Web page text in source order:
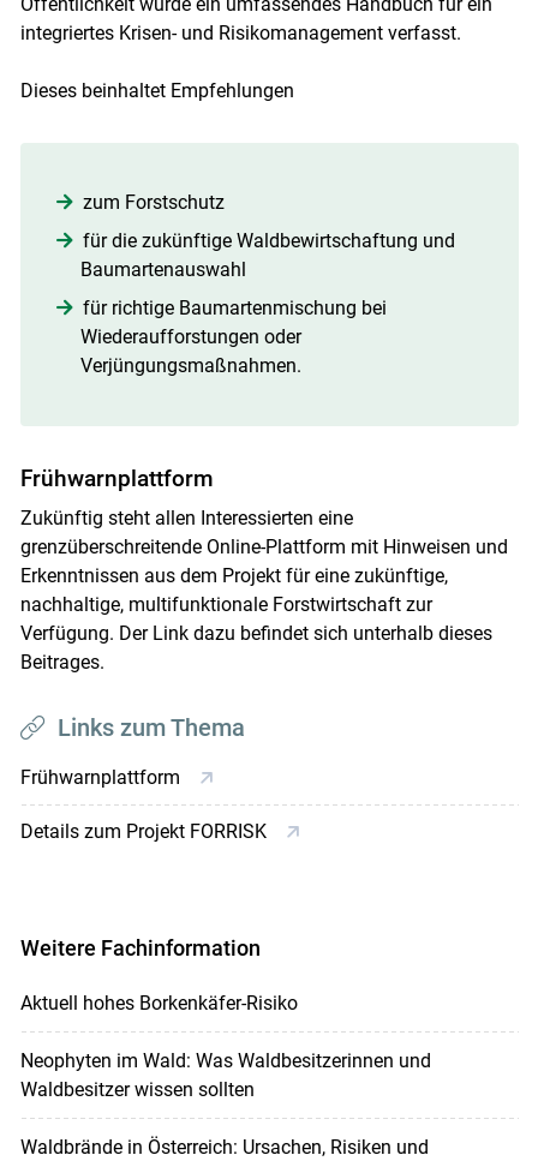
integriertes Krisen- und Risikomanagement verfasst.
Dieses beinhaltet Empfehlungen
zum Forstschutz
für die zukünftige Waldbewirtschaftung und
Baumartenauswahl
für richtige Baumartenmischung bei
Wiederaufforstungen oder
Verjüngungsmaßnahmen.
Frühwarnplattform
Zukünftig steht allen Interessierten eine
grenzüberschreitende Online-Plattform mit Hinweisen und
Erkenntnissen aus dem Projekt für eine zukünftige,
nachhaltige, multifunktionale Forstwirtschaft zur
Verfügung. Der Link dazu befindet sich unterhalb dieses
Beitrages.
Links zum Thema
Frühwarnplattform
Details zum Projekt FORRISK
Weitere Fachinformation
Aktuell hohes Borkenkäfer-Risiko
Neophyten im Wald: Was Waldbesitzerinnen und
Waldbesitzer wissen sollten
Waldbrände in Österreich: Ursachen, Risiken und